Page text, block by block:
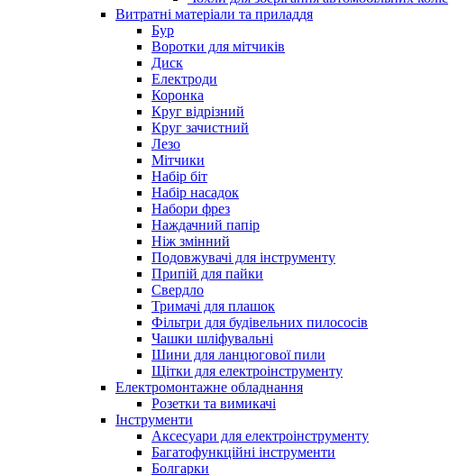
Витратні матеріали та приладдя
Бур
Воротки для мітчиків
Диск
Електроди
Коронка
Круг відрізний
Круг зачистний
Лезо
Мітчики
Набір біт
Набір насадок
Набори фрез
Наждачний папір
Ніж змінний
Подовжувачі для інструменту
Припій для пайки
Свердло
Тримачі для плашок
Фільтри для будівельних пилососів
Чашки шліфувальні
Шини для ланцюгової пили
Щітки для електроінструменту
Електромонтажне обладнання
Розетки та вимикачі
Інструменти
Аксесуари для електроінструменту
Багатофункційні інструменти
Болгарки